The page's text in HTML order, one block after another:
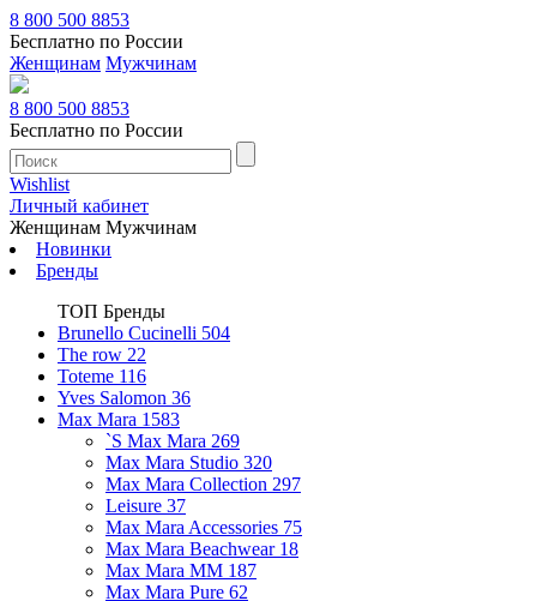
8 800 500 8853
Бесплатно по России
Женщинам Мужчинам
8 800 500 8853
Бесплатно по России
Wishlist
Личный кабинет
Женщинам Мужчинам
Новинки
Бренды
ТОП Бренды
Brunello Cucinelli 504
The row 22
Toteme 116
Yves Salomon 36
Max Mara 1583
`S Max Mara 269
Max Mara Studio 320
Max Mara Collection 297
Leisure 37
Max Mara Accessories 75
Max Mara Beachwear 18
Max Mara MM 187
Max Mara Pure 62